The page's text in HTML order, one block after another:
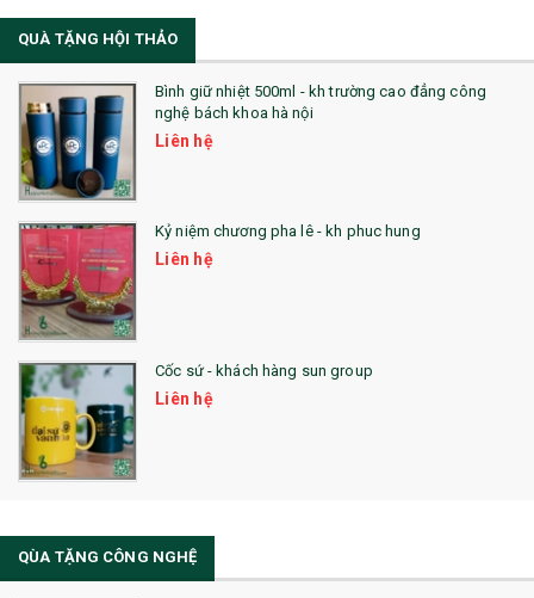
22. ĐỒNG HỒ ĐỂ BÀN
23. QÙA TẶNG ĐỘC ĐÁO
24. QÙA TẶNG PHA LÊ
25. QUÀ TẶNG GLASSLOCK
26. QUÀ TẶNG LUMINARC
28. BỘ ĐỒ ĂN CAO CẤP
29. MÓC KHOÁ
31. TÚI VẢI KHÔNG DỆT
32. TÚI VẢI BỐ
33. MŨ LƯỠI TRAI
36. QUẠT NHỰA QUẢNG CÁO
QUÀ TẶNG HỘI THẢO
Bình giữ nhiệt 500ml - kh trường cao đẳng công
nghệ bách khoa hà nội
Liên hệ
Kỷ niệm chương pha lê - kh phuc hung
Liên hệ
Cốc sứ - khách hàng sun group
Liên hệ
QÙA TẶNG CÔNG NGHỆ